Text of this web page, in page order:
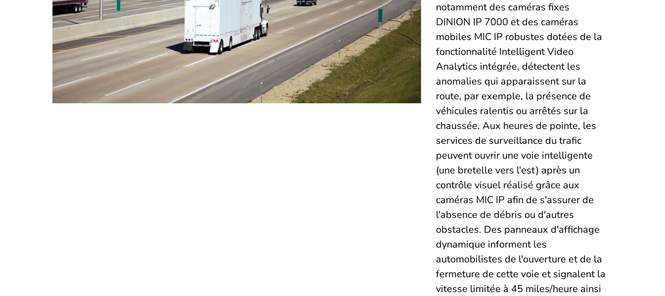
notamment des caméras fixes
DINION IP 7000 et des caméras
mobiles MIC IP robustes dotées de la
fonctionnalité Intelligent Video
Analytics intégrée, détectent les
anomalies qui apparaissent sur la
route, par exemple, la présence de
véhicules ralentis ou arrêtés sur la
chaussée. Aux heures de pointe, les
services de surveillance du trafic
peuvent ouvrir une voie intelligente
(une bretelle vers l'est) après un
contrôle visuel réalisé grâce aux
caméras MIC IP afin de s'assurer de
l'absence de débris ou d'autres
obstacles. Des panneaux d'affichage
dynamique informent les
automobilistes de l'ouverture et de la
fermeture de cette voie et signalent la
vitesse limitée à 45 miles/heure ainsi